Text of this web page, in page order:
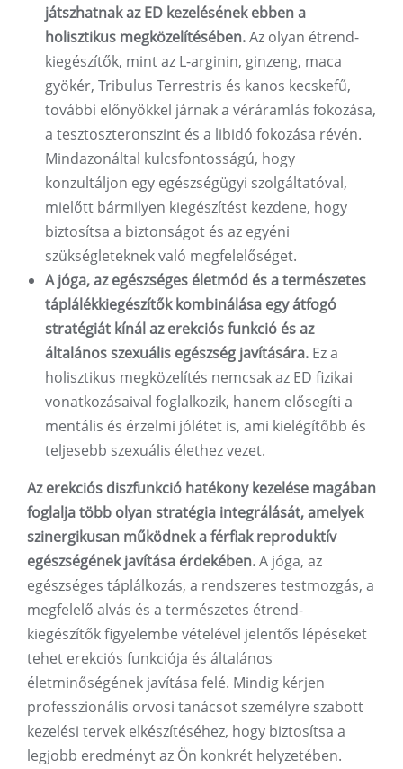
játszhatnak az ED kezelésének ebben a
holisztikus megközelítésében.Az olyan étrend-
kiegészítők, mint az L-arginin, ginzeng, maca
gyökér, Tribulus Terrestris és kanos kecskefű,
további előnyökkel járnak a véráramlás fokozása,
a tesztoszteronszint és a libidó fokozása révén.
Mindazonáltal kulcsfontosságú, hogy
konzultáljon egy egészségügyi szolgáltatóval,
mielőtt bármilyen kiegészítést kezdene, hogy
biztosítsa a biztonságot és az egyéni
szükségleteknek való megfelelőséget.
A jóga, az egészséges életmód és a természetes
táplálékkiegészítők kombinálása egy átfogó
stratégiát kínál az erekciós funkció és az
általános szexuális egészség javítására. Ez a
holisztikus megközelítés nemcsak az ED fizikai
vonatkozásaival foglalkozik, hanem elősegíti a
mentális és érzelmi jólétet is, ami kielégítőbb és
teljesebb szexuális élethez vezet.
Az erekciós diszfunkció hatékony kezelése magában
foglalja több olyan stratégia integrálását, amelyek
szinergikusan működnek a férfiak reproduktív
egészségének javítása érdekében.A jóga, az
egészséges táplálkozás, a rendszeres testmozgás, a
megfelelő alvás és a természetes étrend-
kiegészítők figyelembe vételével jelentős lépéseket
tehet erekciós funkciója és általános
életminőségének javítása felé. Mindig kérjen
professzionális orvosi tanácsot személyre szabott
kezelési tervek elkészítéséhez, hogy biztosítsa a
legjobb eredményt az Ön konkrét helyzetében.